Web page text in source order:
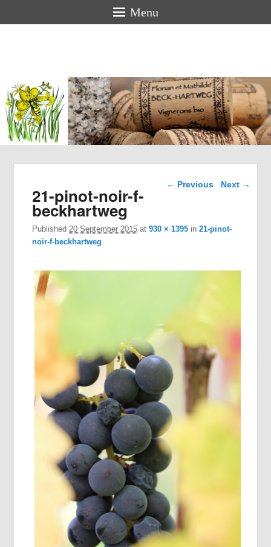
Menu
Mathilde
BECK-
HARTWEG
Image navigation
← Previous Next →
21-pinot-noir-f-
beckhartweg
Published20 September 2015 at930 × 1395 in21-pinot-
noir-f-beckhartweg